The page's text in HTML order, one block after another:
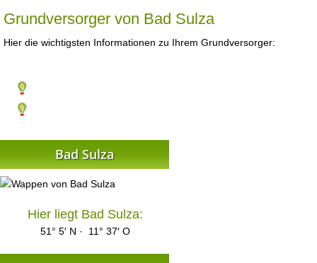
Grundversorger von Bad Sulza
Hier die wichtigsten Informationen zu Ihrem Grundversorger:
Bad Sulza
Hier liegt Bad Sulza:
51° 5′ N · 11° 37′ O